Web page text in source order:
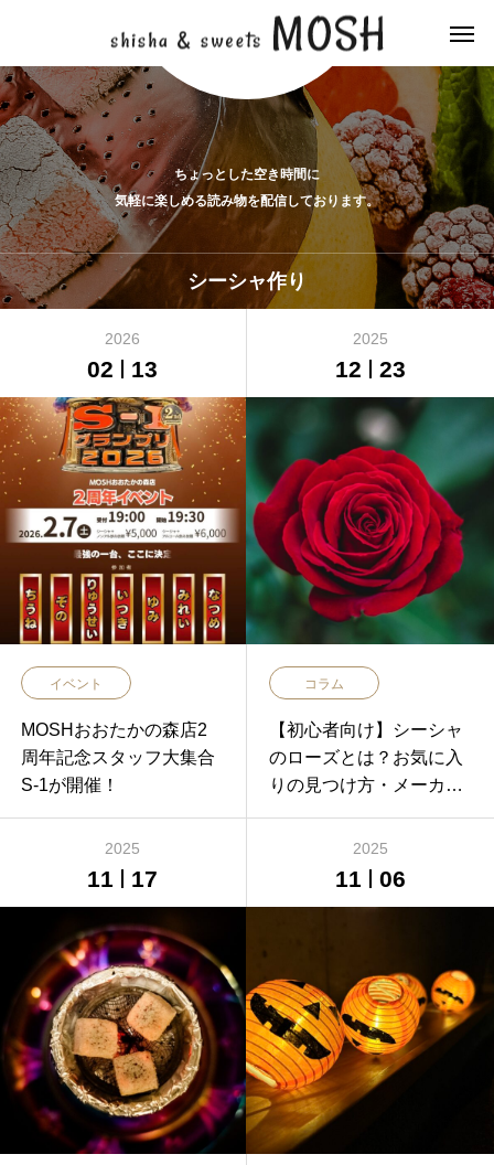
ちょっとした空き時間に
気軽に楽しめる読み物を配信しております。
シーシャ作り
2026
02 13
イベント
MOSHおおたかの森店2
周年記念スタッフ大集合
S-1が開催！
2025
12 23
コラム
【初心者向け】シーシャ
のローズとは？お気に入
りの見つけ方・メーカー
ックスをご紹介
2025
11 17
2025
11 06